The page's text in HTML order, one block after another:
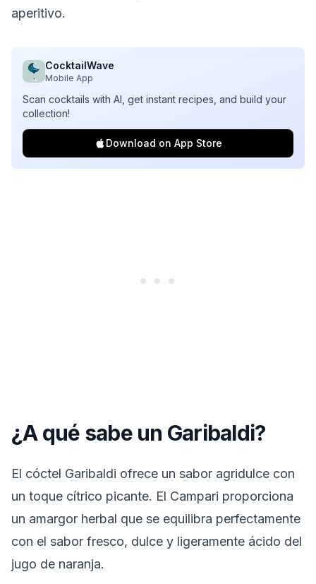
aperitivo.
CocktailWave
Mobile App
Scan cocktails with AI, get instant recipes, and build your
collection!
Download on App Store
¿A qué sabe un Garibaldi?
El cóctel Garibaldi ofrece un sabor agridulce con
un toque cítrico picante. El Campari proporciona
un amargor herbal que se equilibra perfectamente
con el sabor fresco, dulce y ligeramente ácido del
jugo de naranja.